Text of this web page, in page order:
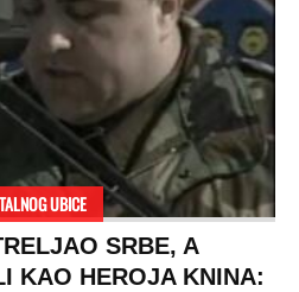
UBICE
SRBE, A
KAO HEROJA KNINA: